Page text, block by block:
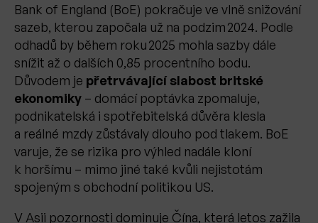
Bank of England (BoE) pokračuje ve vlně snižování
sazeb, kterou započala už na podzim 2024. Podle
odhadů by během roku 2025 mohla sazby dále
snížit až o dalších 0,85 procentního bodu.
Důvodem je přetrvávající slabost britské
ekonomiky – domácí poptávka zpomaluje,
podnikatelská i spotřebitelská důvěra klesla
a reálné mzdy zůstávaly dlouho pod tlakem. BoE
varuje, že se rizika pro výhled nadále kloní
k horšímu – mimo jiné také kvůli nejistotám
spojeným s obchodní politikou US.
V Asii pozornosti dominuje Čína, která letos zažila